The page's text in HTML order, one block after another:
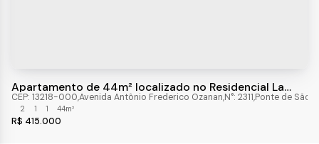
Apartamento de 44m² localizado no Residencial La
Vite Toscana em Jundiaí/sp
R$ 415.000
CEP: 13218-000,Avenida Antônio Frederico Ozanan,N°: 2311,Ponte de São
2 1 1 44m²